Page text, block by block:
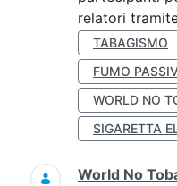
relatori
TABAGISMO
FUMO
WORLD NO
SIGARETTA
World No